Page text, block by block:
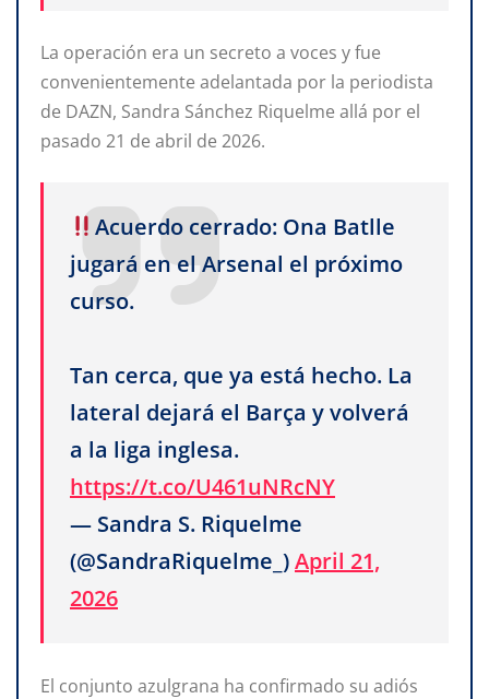
La operación era un secreto a voces y fue
convenientemente adelantada por la periodista
de DAZN, Sandra Sánchez Riquelme allá por el
pasado 21 de abril de 2026.
Acuerdo cerrado: Ona Batlle
jugará en el Arsenal el próximo
curso.
Tan cerca, que ya está hecho. La
lateral dejará el Barça y volverá
a la liga inglesa.
https://t.co/U461uNRcNY
— Sandra S. Riquelme
(@SandraRiquelme_)April 21,
2026
El conjunto azulgrana ha confirmado su adiós